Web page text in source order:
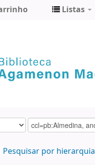
Listas
Pesquisar por hierarquia